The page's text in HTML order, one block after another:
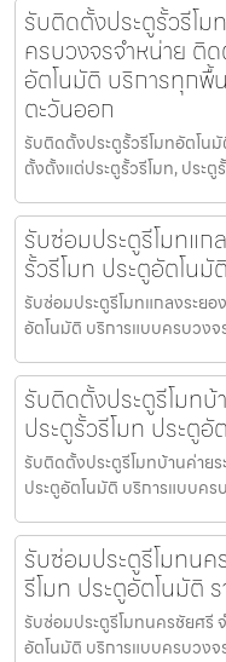
รับติดตั้งประตูรั้วรีโ
ครบวงจรจำหน่าย ติ
อัตโนมัติ บริการทุกพื้
ตะวันออก
รับติดตั้งประตูรั้วรีโมทอัตโน
ตั้งตั้งแต่ประตูรั้วรีโมท, ประ
รับซ่อมประตูรีโมทแก
รั้วรีโมท ประตูอัตโนมั
รับซ่อมประตูรีโมทแกลงระยอ
อัตโนมัติ บริการแบบครบวง
รับติดตั้งประตูรีโมท
ประตูรั้วรีโมท ประตูอั
รับติดตั้งประตูรีโมทบ้านค่ายร
ประตูอัตโนมัติ บริการแบบค
รับซ่อมประตูรีโมทน
รีโมท ประตูอัตโนมัติ
รับซ่อมประตูรีโมทนครชัยศรี
อัตโนมัติ บริการแบบครบวง